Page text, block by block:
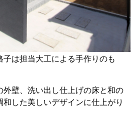
は担当大工による手作りのも
外壁、洗い出し仕上げの床と和の
した美しいデザインに仕上がり